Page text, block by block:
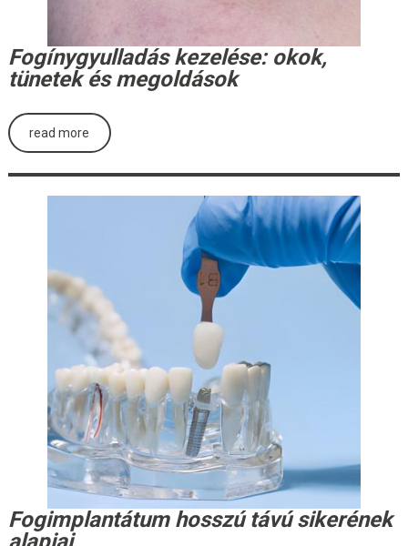
Fogínygyulladás kezelése: okok,
tünetek és megoldások
read more
Fogimplantátum hosszú távú sikerének